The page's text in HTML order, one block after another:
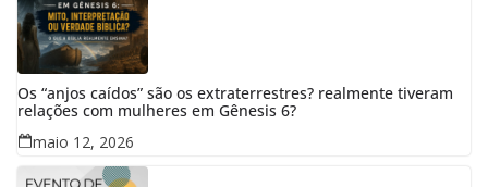
Os “anjos caídos” são os extraterrestres? realmente tiveram
relações com mulheres em Gênesis 6?
maio 12, 2026